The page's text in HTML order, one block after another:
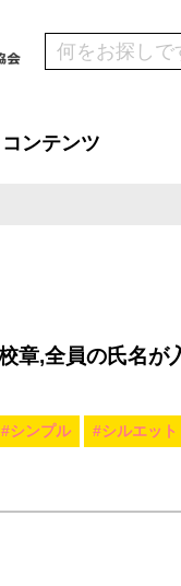
コンテンツ
章,全員の氏名が
#シンプル #シルエット